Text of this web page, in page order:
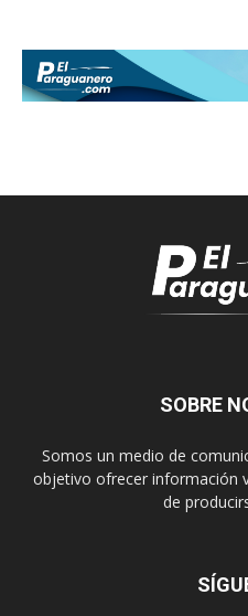
SOBRE
Somos un medio de
objetivo ofrecer información
de